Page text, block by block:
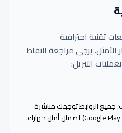
تقنية احترافية
الأمثل. يرجى مراجعة النقاط
التنزيل:
جميع الروابط توجهك مباشرة